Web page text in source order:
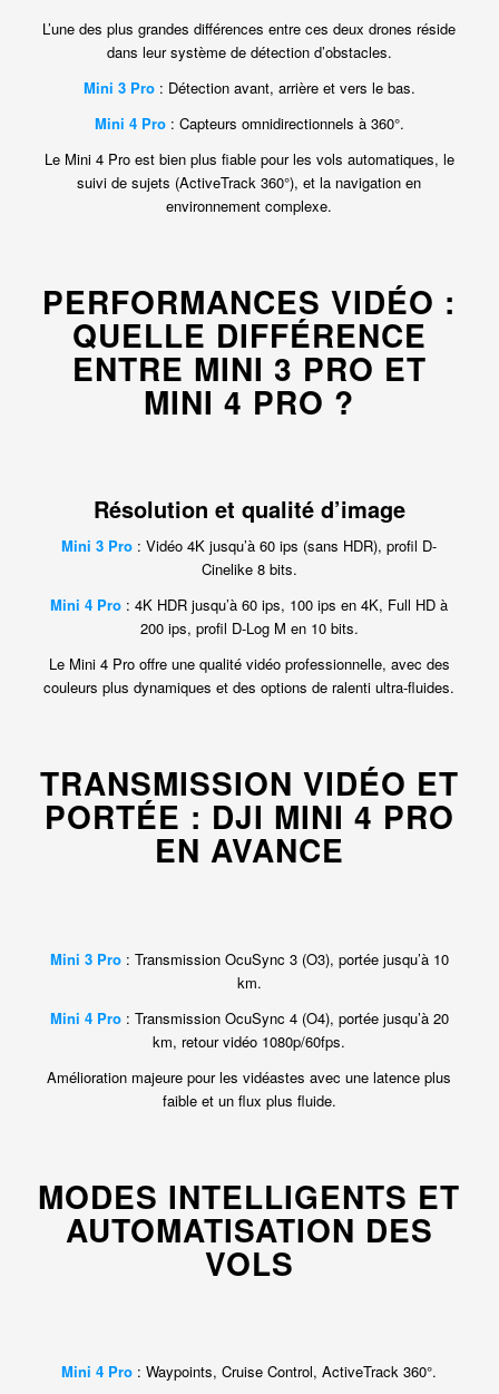
L’une des plus grandes différences entre ces deux drones réside
dans leur système de détection d’obstacles.
Mini 3 Pro: Détection avant, arrière et vers le bas.
Mini 4 Pro: Capteurs omnidirectionnels à 360°.
Le Mini 4 Pro est bien plus fiable pour les vols automatiques, le
suivi de sujets (ActiveTrack 360°), et la navigation en
environnement complexe.
PERFORMANCES VIDÉO :
QUELLE DIFFÉRENCE
ENTRE MINI 3 PRO ET
MINI 4 PRO ?
Résolution et qualité d’image
Mini 3 Pro : Vidéo 4K jusqu’à 60 ips (sans HDR), profil D-
Cinelike 8 bits.
Mini 4 Pro : 4K HDR jusqu’à 60 ips, 100 ips en 4K, Full HD à
200 ips, profil D-Log M en 10 bits.
Le Mini 4 Pro offre une qualité vidéo professionnelle, avec des
couleurs plus dynamiques et des options de ralenti ultra-fluides.
TRANSMISSION VIDÉO ET
PORTÉE : DJI MINI 4 PRO
EN AVANCE
Mini 3 Pro: Transmission OcuSync 3 (O3), portée jusqu’à 10
km.
Mini 4 Pro: Transmission OcuSync 4 (O4), portée jusqu’à 20
km, retour vidéo 1080p/60fps.
Amélioration majeure pour les vidéastes avec une latence plus
faible et un flux plus fluide.
MODES INTELLIGENTS ET
AUTOMATISATION DES
VOLS
Mini 4 Pro : Waypoints, Cruise Control, ActiveTrack 360°.